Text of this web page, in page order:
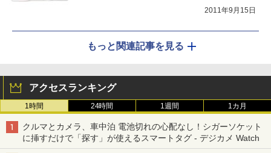
2011年9月15日
もっと関連記事を見る
アクセスランキング
1時間 24時間 1週間 1カ月
クルマとカメラ、車中泊 電池切れの心配なし！シガーソケット
に挿すだけで「探す」が使えるスマートタグ - デジカメ Watch